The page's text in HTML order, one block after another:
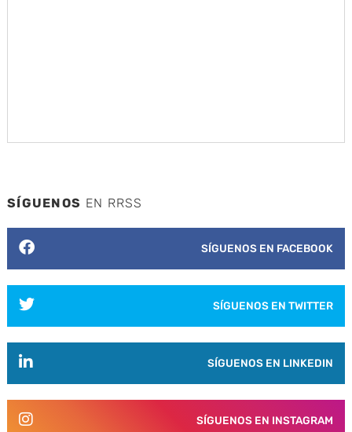
SÍGUENOS EN RRSS
SÍGUENOS EN FACEBOOK
SÍGUENOS EN TWITTER
SÍGUENOS EN LINKEDIN
SÍGUENOS EN INSTAGRAM